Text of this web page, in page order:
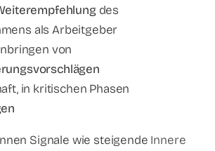
des
als Arbeitgeber
von
in kritischen Phasen
Signale wie steigende Innere